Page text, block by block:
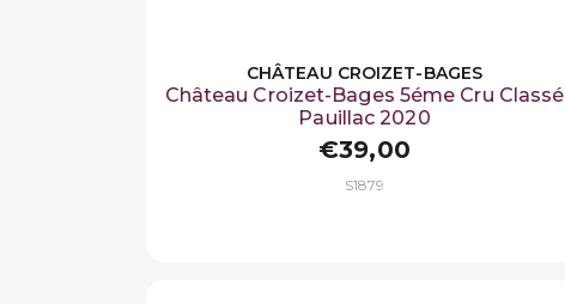
CHÂTEAU CROIZET-BAGES
Château Croizet-Bages 5éme Cru Classé
Pauillac 2020
€39,00
S1879